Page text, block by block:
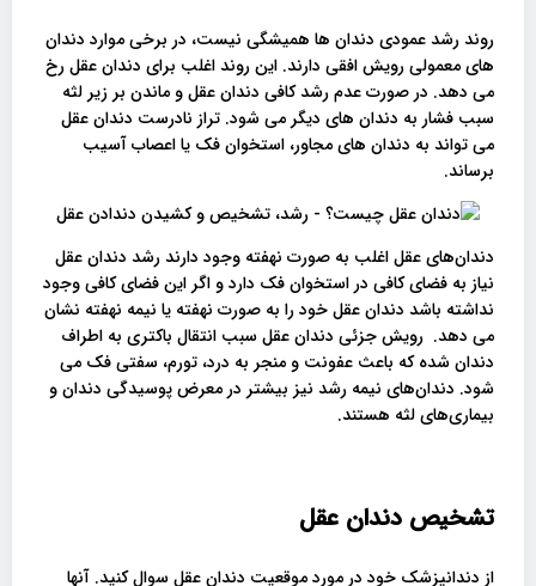
روند رشد عمودی دندان ها همیشگی نیست، در برخی موارد دندان
های معمولی رویش افقی دارند. این روند اغلب برای دندان عقل رخ
می دهد. در صورت عدم رشد کافی دندان عقل و ماندن بر زیر لثه
سبب فشار به دندان های دیگر می شود. تراز نادرست دندان عقل
می تواند به دندان های مجاور، استخوان فک یا اعصاب آسیب
برساند.
دندان‌های عقل اغلب به صورت نهفته وجود دارند رشد دندان عقل
نیاز به فضای کافی در استخوان فک دارد و اگر این فضای کافی وجود
نداشته باشد دندان عقل خود را به صورت نهفته یا نیمه نهفته نشان
می دهد. رویش جزئی دندان عقل سبب انتقال باکتری به اطراف
دندان شده که باعث عفونت و منجر به درد، تورم، سفتی فک می
شود. دندان‌های نیمه رشد نیز بیشتر در معرض پوسیدگی دندان و
بیماری‌های لثه هستند.
تشخیص دندان عقل
از دندانپزشک خود در مورد موقعیت دندان عقل سوال کنید. آنها